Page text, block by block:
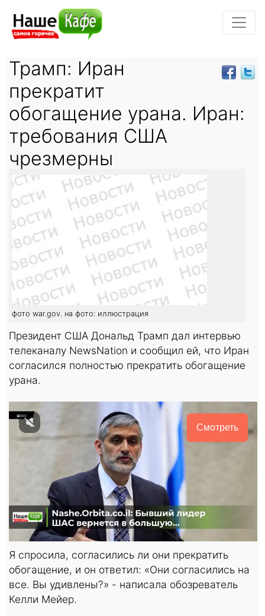
Трамп: Иран
прекратит
обогащение урана. Иран:
требования США
чрезмерны
фото war.gov. на фото: иллюстрация
Президент США Дональд Трамп дал интервью
телеканалу NewsNation и сообщил ей, что Иран
согласился полностью прекратить обогащение
урана.
Смотреть
Я спросила, согласились ли они прекратить
обогащение, и он ответил: «Они согласились на
все. Вы удивлены?» - написала обозреватель
Келли Мейер.